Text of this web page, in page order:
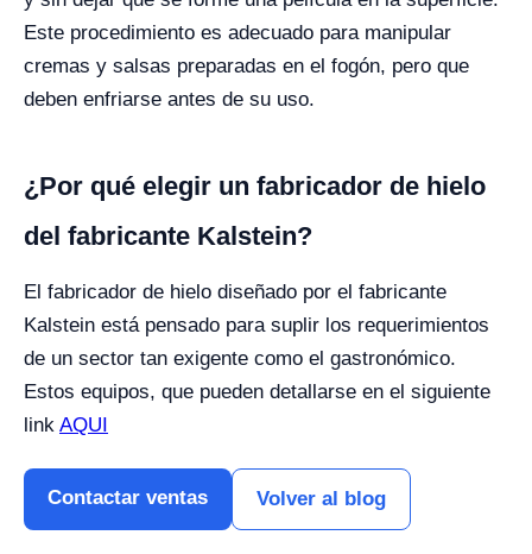
Este procedimiento es adecuado para manipular
cremas y salsas preparadas en el fogón, pero que
deben enfriarse antes de su uso.
¿Por qué elegir un fabricador de hielo
del fabricante Kalstein?
El fabricador de hielo diseñado por el fabricante
Kalstein está pensado para suplir los requerimientos
de un sector tan exigente como el gastronómico.
Estos equipos, que pueden detallarse en el siguiente
link AQUI
Contactar ventas Volver al blog